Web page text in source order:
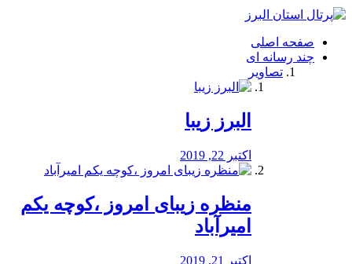
فصد
شرق
تهران
خشکشویی
صفحه اصلی
چند رسانه ای
تصاویر
البرز زیبا
اکتبر 22, 2019
منظره‌‌ زیبای امروز ،کوچه یکم
امیرآباد
اکتبر 21, 2019